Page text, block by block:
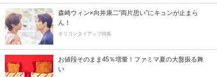
森崎ウィン×向井康二“両片思い”にキュンが止まら
ん！
オリコンタイアップ特集
お値段そのまま45％増量！ファミマ夏の大盤振る舞
い